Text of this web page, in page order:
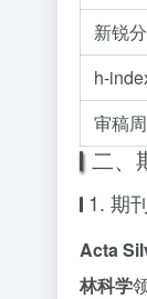
新锐
h-
审稿
二、
1. 期
Acta
林科学